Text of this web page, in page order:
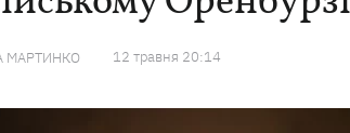
МАРТИНКО 12 травня 20:14